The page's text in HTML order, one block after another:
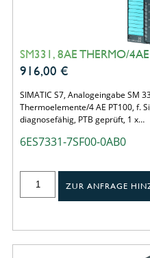
SM331, 8AE THERMO/
916,00 €
SIMATIC S7, Analogeingabe SM
Thermoelemente/4 AE PT100, f.
diagnosefähig, PTB geprüft, 1 x…
6ES7331-7SF00-0AB0
ZUR ANFRAGE